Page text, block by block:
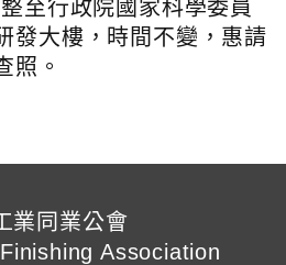
至行政院國家科學委員
發大樓，時間不變，惠請
照。
業同業公會
Association